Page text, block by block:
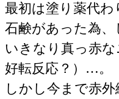
最初は塗り薬代
石鹸があった為
いきなり真っ赤
好転反応？）…。
しかし今まで赤